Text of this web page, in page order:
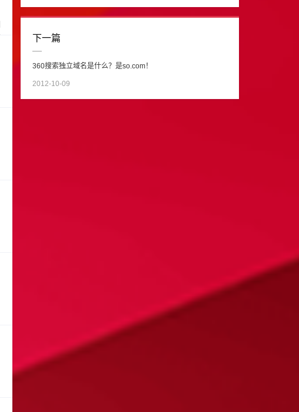
下一篇
360搜索独立域名是什么？是so.com！
2012-10-09